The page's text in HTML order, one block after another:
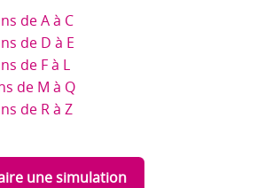
de A à C
de D à E
de F à L
de M à Q
de R à Z
une simulation